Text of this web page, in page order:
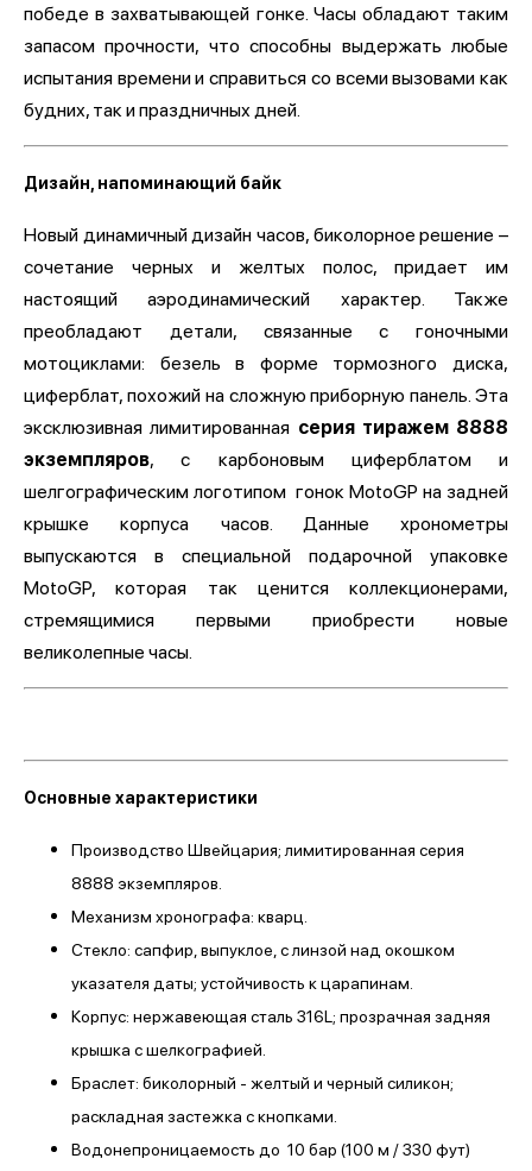
победе в захватывающей гонке. Часы обладают таким
запасом прочности, что способны выдержать любые
испытания времени и справиться со всеми вызовами как
будних, так и праздничных дней.
Дизайн, напоминающий байк
Новый динамичный дизайн часов, биколорное решение –
сочетание черных и желтых полос, придает им
настоящий аэродинамический характер. Также
преобладают детали, связанные с гоночными
мотоциклами: безель в форме тормозного диска,
циферблат, похожий на сложную приборную панель. Эта
эксклюзивная лимитированная серия тиражем 8888
экземпляров, с карбоновым циферблатом и
шелгографическим логотипом гонок MotoGP на задней
крышке корпуса часов. Данные хронометры
выпускаются в специальной подарочной упаковке
MotoGP, которая так ценится коллекционерами,
стремящимися первыми приобрести новые
великолепные часы.
Основные характеристики
Производство Швейцария; лимитированная серия
8888 экземпляров.
Механизм хронографа: кварц.
Стекло: сапфир, выпуклое, с линзой над окошком
указателя даты; устойчивость к царапинам.
Корпус: нержавеющая сталь 316L; прозрачная задняя
крышка с шелкографией.
Браслет: биколорный - желтый и черный силикон;
раскладная застежка с кнопками.
Водонепроницаемость до 10 бар (100 м / 330 фут)